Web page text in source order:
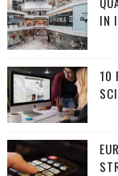
IN
10